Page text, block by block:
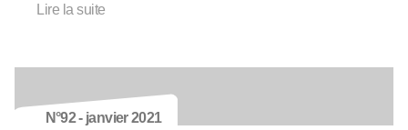
Lire la suite
N°92 - janvier 2021